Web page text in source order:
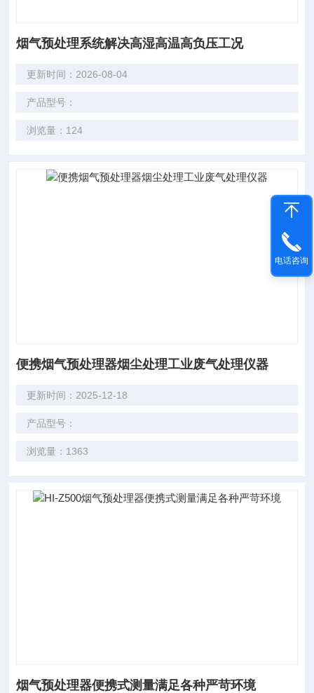
烟气预处理系统解决高湿高温高负压工况
更新时间：2026-08-04
产品型号：
浏览量：124
便携烟气预处理器烟尘处理工业废气处理仪器
更新时间：2025-12-18
产品型号：
浏览量：1363
烟气预处理器便携式测量满足各种严苛环境
电话咨询